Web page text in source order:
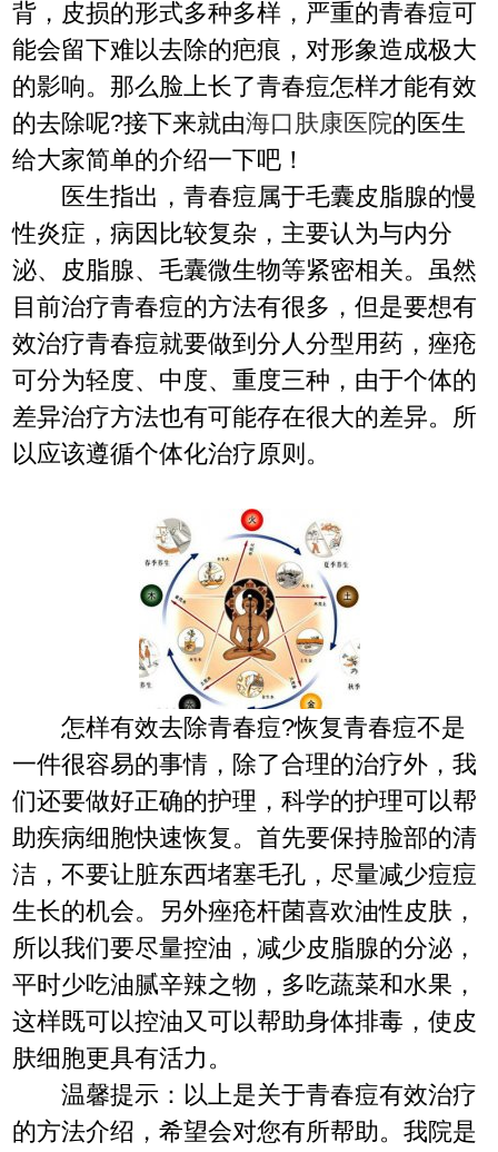
背，皮损的形式多种多样，严重的青春痘可
能会留下难以去除的疤痕，对形象造成极大
的影响。那么脸上长了青春痘怎样才能有效
的去除呢?接下来就由海口肤康医院的医生
给大家简单的介绍一下吧！
医生指出，青春痘属于毛囊皮脂腺的慢
性炎症，病因比较复杂，主要认为与内分
泌、皮脂腺、毛囊微生物等紧密相关。虽然
目前治疗青春痘的方法有很多，但是要想有
效治疗青春痘就要做到分人分型用药，痤疮
可分为轻度、中度、重度三种，由于个体的
差异治疗方法也有可能存在很大的差异。所
以应该遵循个体化治疗原则。
怎样有效去除青春痘?恢复青春痘不是
一件很容易的事情，除了合理的治疗外，我
们还要做好正确的护理，科学的护理可以帮
助疾病细胞快速恢复。首先要保持脸部的清
洁，不要让脏东西堵塞毛孔，尽量减少痘痘
生长的机会。另外痤疮杆菌喜欢油性皮肤，
所以我们要尽量控油，减少皮脂腺的分泌，
平时少吃油腻辛辣之物，多吃蔬菜和水果，
这样既可以控油又可以帮助身体排毒，使皮
肤细胞更具有活力。
温馨提示：以上是关于青春痘有效治疗
的方法介绍，希望会对您有所帮助。我院是